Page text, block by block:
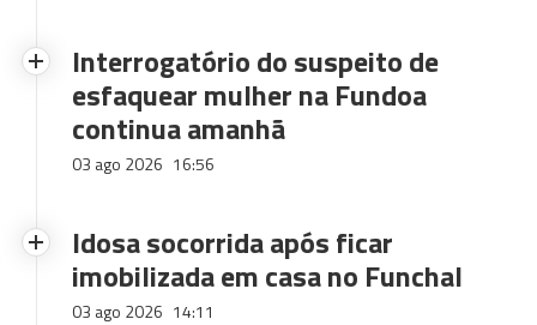
Interrogatório do suspeito de
esfaquear mulher na Fundoa
continua amanhã
03 ago 2026 16:56
Idosa socorrida após ficar
imobilizada em casa no Funchal
03 ago 2026 14:11